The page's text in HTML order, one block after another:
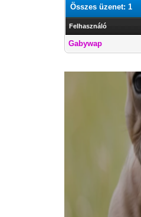
Összes üzenet: 1
Felhasználó
Gabywap